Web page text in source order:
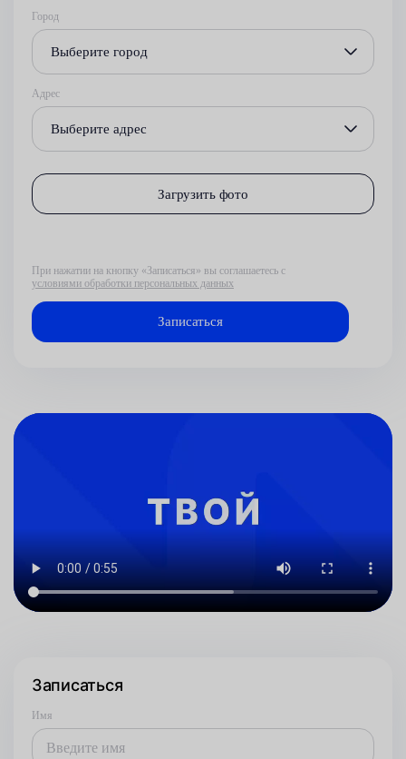
Город
Выберите город
Адрес
Выберите адрес
Загрузить фото
При нажатии на кнопку «Записаться» вы соглашаетесь с
условиями обработки персональных данных
Записаться
Имя